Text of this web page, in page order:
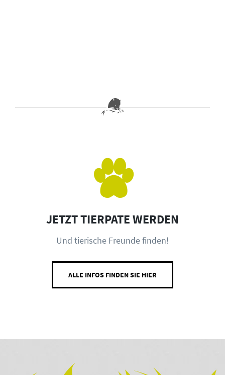
JETZT TIERPATE WERDEN
Und tierische Freunde finden!
ALLE INFOS FINDEN SIE HIER